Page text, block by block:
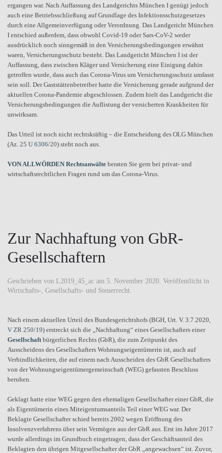
ergangen war. Nach Auffassung des Landgerichts München I genügt jedoch
auch eine Betriebsschließung auf Grundlage des Infektionsschutzgesetzes
durch eine Allgemeinverfügung oder Verordnung. Das Landgericht München
I entschied außerdem, dass obwohl Covid-19 oder Sars-CoV-2 weder
ausdrücklich noch sinngemäß in den Versicherungsbedingungen erwähnt
waren, Versicherungsschutz besteht. Das Landgericht München I ist der
Auffassung, dass zwischen Kläger und Versicherung eine Einigung dahin
getroffen wurde, dass auch das Corona-Virus um Versicherungsschutz umfasst
sein soll. Der Gaststättenbetreiber hatte die Versicherung gerade aufgrund der
aktuellen Corona-Pandemie abgeschlossen. Zudem hielt das Landgericht die
Versicherungsbedingungen die Auflistung der versicherten Krankheiten für
unwirksam.
Das Urteil ist noch nicht rechtskräftig – die Entscheidung des OLG München
(Az. 25 U 6306/20) steht noch aus.
VON ALLWÖRDEN Rechtsanwälte beraten Sie gern bei privat- und
wirtschaftsrechtlichen Fragen rund um das Corona-Virus.
Zur Nachhaftung von GbR-
Gesellschaftern
Geschrieben von L2019_45_ac am 5. November 2020. Veröffentlicht in
Wirtschafts-, Gesellschafts- und Steuerrecht.
Nach einem aktuellen Urteil des Bundesgerichtshofs (BGH, Urt. V. 3.7.2020,
V ZR 250/19) erstreckt sich die „Nachhaftung“ eines Gesellschafters einer
Gesellschaftbürgerlichen Rechts (GbR), die zum Zeitpunkt des
Ausscheidens des Gesellschafters Wohnungseigentümerin ist, auch auf
Verbindlichkeiten, die auf einem nach Ausscheiden des GbR Gesellschafters
von der Wohnungseigentümergemeinschaft (WEG) gefassten Beschluss
beruhen.
Geklagt hatte eine WEG gegen den ehemaligen Gesellschafter einer GbR, die
als Eigentümerin eines Miteigentumsanteils Teil einer WEG war. Der
Beklagte Gesellschafter schied bereits 2002 wegen Eröffnung des
Insolvenzverfahrens über sein Vermögen aus der GbR aus. Erst im Jahre 2017
wurde allerdings im Grundbuch eingetragen, dass der Geschäftsanteil des
Beklagten den übrigen Mitgesellschafter der GbR „angewachsen“ ist. Zuvor,